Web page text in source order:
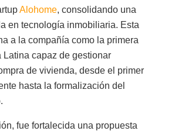
Alohome, consolidando una
en tecnología inmobiliaria. Esta
a la compañía como la primera
Latina capaz de gestionar
de vivienda, desde el primer
hasta la formalización del
fue fortalecida una propuesta